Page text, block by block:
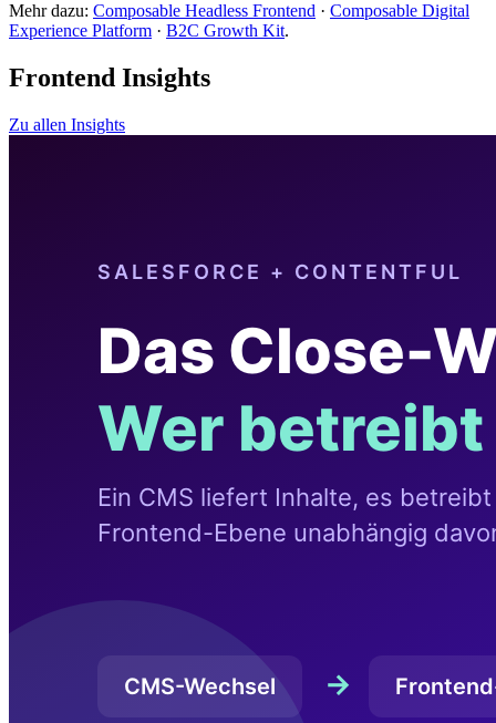
Mehr dazu: Composable Headless Frontend · Composable Digital
Experience Platform · B2C Growth Kit.
Frontend Insights
Zu allen Insights